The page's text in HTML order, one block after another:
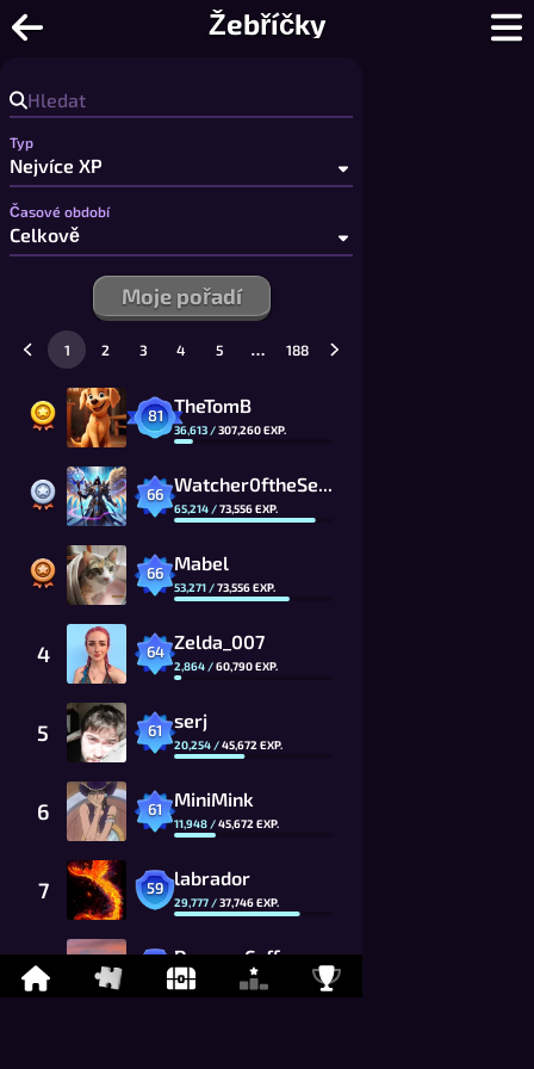
Žebříčky
Online Puzzle - Online puzzle
Typ
Časové období
Moje pořadí
81 TheTomB
36,613 /307,260EXP.
66 Watcher0ftheSealsVTOMCAT
65,214 /73,556EXP.
66 Mabel
53,271 /73,556EXP.
4 64 Zelda_007
2,864 /60,790EXP.
5 61 serj
20,254 /45,672 EXP.
6 61 MiniMink
11,948 /45,672 EXP.
7 59 labrador
29,777 /37,746EXP.
8 DreamyCoffee
29,074 34,314EXP.
1 2 3 4 5 … 188